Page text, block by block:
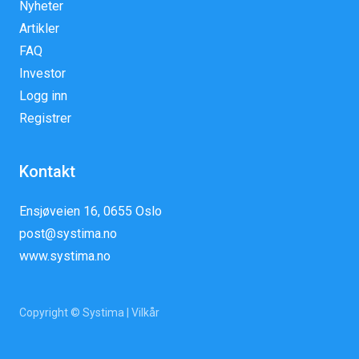
Nyheter
Artikler
FAQ
Investor
Logg inn
Registrer
Kontakt
Ensjøveien 16, 0655 Oslo
post@systima.no
www.systima.no
Copyright © Systima | Vilkår